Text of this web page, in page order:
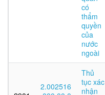
có
thẩm
quyền
của
nước
ngoài
2.002516
Thủ
tục xác
nhận